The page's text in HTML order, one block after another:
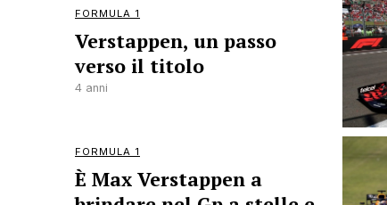
FORMULA 1
Verstappen, un passo
verso il titolo
4 anni
FORMULA 1
È Max Verstappen a